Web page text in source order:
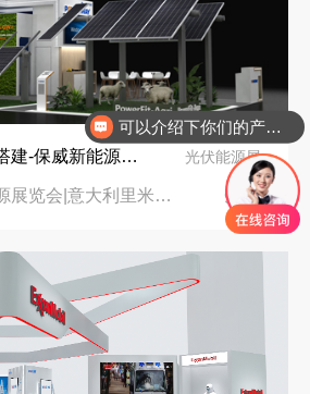
意大利展台设计搭建-保威新能源在意大利里米尼会展中心推出最新产品-中励展览设计策划公司 光伏能源展
意大利可再生能源展览会|意大利里米尼会展中心 96㎡
可以介绍下你们的产品么